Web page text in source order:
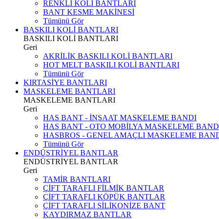
RENKLİ KOLİ BANTLARI
BANT KESME MAKİNESİ
Tümünü Gör
BASKILI KOLİ BANTLARI
BASKILI KOLİ BANTLARI
Geri
AKRİLİK BASKILI KOLİ BANTLARI
HOT MELT BASKILI KOLİ BANTLARI
Tümünü Gör
KIRTASİYE BANTLARI
MASKELEME BANTLARI
MASKELEME BANTLARI
Geri
HAS BANT - İNŞAAT MASKELEME BANDI
HAS BANT - OTO MOBİLYA MASKELEME
HASBROS - GENEL AMAÇLI MASKELEME
Tümünü Gör
ENDÜSTRİYEL BANTLAR
ENDÜSTRİYEL BANTLAR
Geri
TAMİR BANTLARI
ÇİFT TARAFLI FİLMİK BANTLAR
ÇİFT TARAFLI KÖPÜK BANTLAR
ÇİFT TARAFLI SİLİKONİZE BANT
KAYDIRMAZ BANTLAR